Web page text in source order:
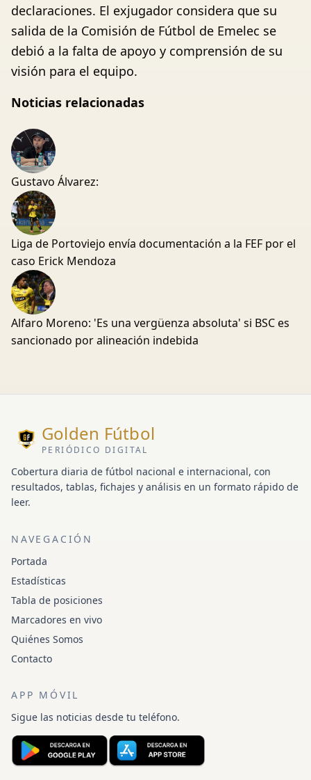
declaraciones. El exjugador considera que su
salida de la Comisión de Fútbol de Emelec se
debió a la falta de apoyo y comprensión de su
visión para el equipo.
Noticias relacionadas
Gustavo Álvarez:
Liga de Portoviejo envía documentación a la FEF por el
caso Erick Mendoza
Alfaro Moreno: 'Es una vergüenza absoluta' si BSC es
sancionado por alineación indebida
Golden Fútbol
PERIÓDICO DIGITAL
Cobertura diaria de fútbol nacional e internacional, con
resultados, tablas, fichajes y análisis en un formato rápido de
leer.
NAVEGACIÓN
Portada
Estadísticas
Tabla de posiciones
Marcadores en vivo
Quiénes Somos
Contacto
APP MÓVIL
Sigue las noticias desde tu teléfono.